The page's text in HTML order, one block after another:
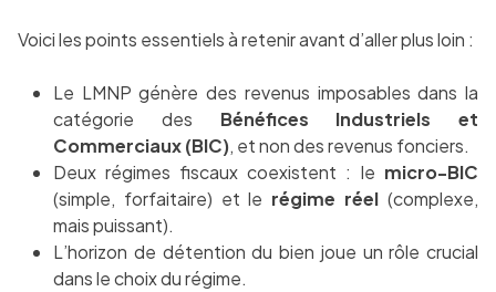
Voici les points essentiels à retenir avant d’aller plus loin :
Le LMNP génère des revenus imposables dans la
catégorie des Bénéfices Industriels et
Commerciaux (BIC), et non des revenus fonciers.
Deux régimes fiscaux coexistent : le micro-BIC
(simple, forfaitaire) et le régime réel (complexe,
mais puissant).
L’horizon de détention du bien joue un rôle crucial
dans le choix du régime.